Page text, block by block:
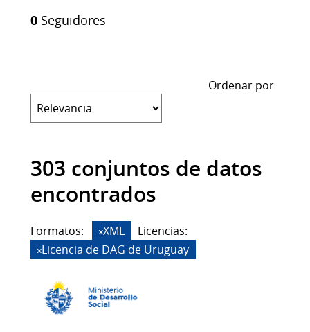
0 Seguidores
Ordenar por
303 conjuntos de datos
encontrados
Formatos: XML
Licencias:
Licencia de DAG de Uruguay